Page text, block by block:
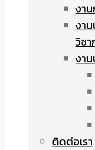
งา
งา
วิชา
งา
ติดต่อเรา